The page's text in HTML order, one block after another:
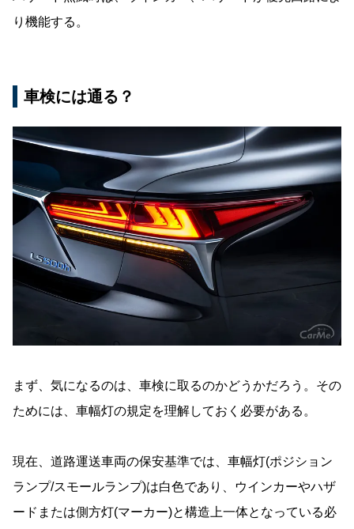
り機能する。
車検には通る？
まず、気になるのは、車検に取るのかどうかだろう。その
ためには、車幅灯の規定を理解しておく必要がある。
現在、道路運送車両の保安基準では、車幅灯(ポジション
ランプ/スモールランプ)は白色であり、ウインカーやハザ
ードまたは側方灯(マーカー)と構造上一体となっている必